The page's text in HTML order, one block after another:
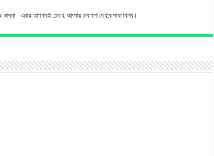
এবার আপনারই চোখে, আপনার চারপাশ দেখবে সারা বিশ্ব।